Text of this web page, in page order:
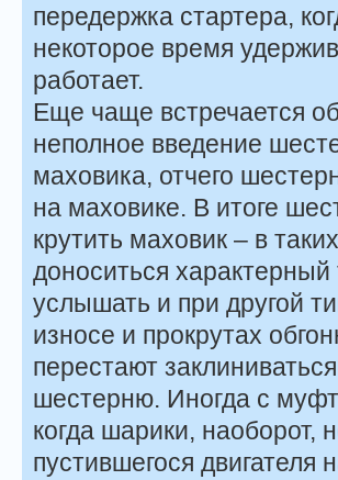
передержка стартера,
некоторое время
работает.
Еще чаще встречается
неполное введение
маховика, отчего
на маховике. В итоге
крутить маховик – в
доноситься
услышать и при другой
износе и прокрутах
перестают
шестерню. Иногда с
когда шарики, наоборот,
пустившегося двигателя